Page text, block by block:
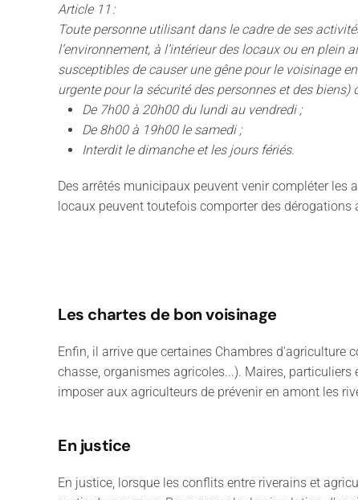
Article 11 :
Toute personne utilisant dans le cadre de ses
l’environnement, à l’intérieur des locaux ou en
susceptibles de causer une gêne pour le voisinage
urgente pour la sécurité des personnes et des biens)
De 7h00 à 20h00 du lundi au vendredi ;
De 8h00 à 19h00 le samedi ;
Interdit le dimanche et les jours fériés.
Des arrêtés municipaux peuvent venir compléter les
locaux peuvent toutefois comporter des
Les chartes de bon voisinage
Enfin, il arrive que certaines Chambres d'agriculture
chasse, organismes agricoles...). Maires, particuliers
imposer aux agriculteurs de prévenir en amont les
En justice
En justice, lorsque les conflits entre riverains et